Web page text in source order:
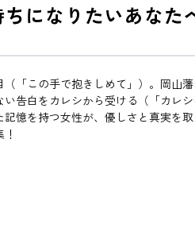
になりたいあなた
「この手で抱きしめて」）。岡
告白をカレシから受ける（「カ
憶を持つ女性が、優しさと真実を